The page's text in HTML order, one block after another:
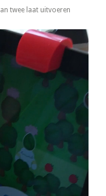
twee laat uitvoeren